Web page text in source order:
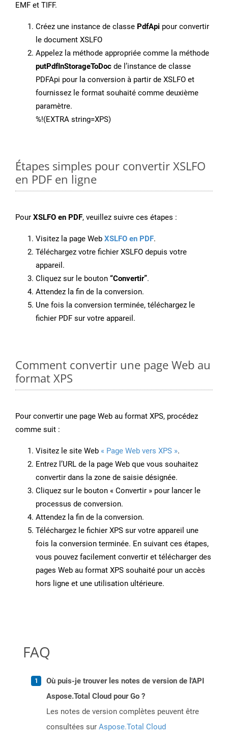
EMF et TIFF.
Créez une instance de classe PdfApi pour convertir
le document XSLFO
Appelez la méthode appropriée comme la méthode
putPdfInStorageToDoc de l’instance de classe
PDFApi pour la conversion à partir de XSLFO et
fournissez le format souhaité comme deuxième
paramètre.
%!(EXTRA string=XPS)
Étapes simples pour convertir XSLFO
en PDF en ligne
Pour XSLFO en PDF, veuillez suivre ces étapes :
Visitez la page Web XSLFO en PDF.
Téléchargez votre fichier XSLFO depuis votre
appareil.
Cliquez sur le bouton “Convertir”.
Attendez la fin de la conversion.
Une fois la conversion terminée, téléchargez le
fichier PDF sur votre appareil.
Comment convertir une page Web au
format XPS
Pour convertir une page Web au format XPS, procédez
comme suit :
Visitez le site Web « Page Web vers XPS ».
Entrez l’URL de la page Web que vous souhaitez
convertir dans la zone de saisie désignée.
Cliquez sur le bouton « Convertir » pour lancer le
processus de conversion.
Attendez la fin de la conversion.
Téléchargez le fichier XPS sur votre appareil une
fois la conversion terminée. En suivant ces étapes,
vous pouvez facilement convertir et télécharger des
pages Web au format XPS souhaité pour un accès
hors ligne et une utilisation ultérieure.
FAQ
Où puis-je trouver les notes de version de l'API
Aspose.Total Cloud pour Go ?
Les notes de version complètes peuvent être
consultées sur Aspose.Total Cloud